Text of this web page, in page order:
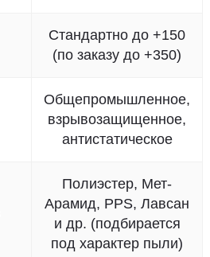
Стандартно до +150
(по заказу до +350)
Общепромышленное,
взрывозащищенное,
антистатическое
Полиэстер, Мет-
Арамид, PPS, Лавсан
и др. (подбирается
под характер пыли)